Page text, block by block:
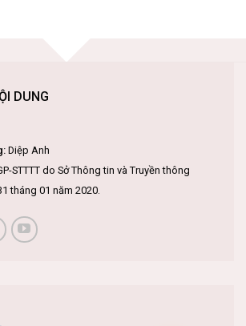
DUNG
Diệp Anh
STTTT do Sở Thông tin và Truyền thông
tháng 01 năm 2020.